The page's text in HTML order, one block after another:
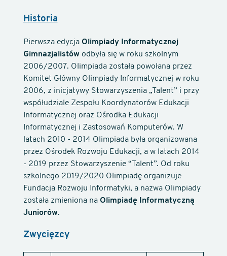
Historia
Pierwsza edycja Olimpiady Informatycznej
Gimnazjalistówodbyła się w roku szkolnym
2006/2007. Olimpiada została powołana przez
Komitet Główny Olimpiady Informatycznej w roku
2006, z inicjatywy Stowarzyszenia „Talent” i przy
współudziale Zespołu Koordynatorów Edukacji
Informatycznej oraz Ośrodka Edukacji
Informatycznej i Zastosowań Komputerów. W
latach 2010 - 2014 Olimpiada była organizowana
przez Ośrodek Rozwoju Edukacji, a w latach 2014
- 2019 przez Stowarzyszenie “Talent”. Od roku
szkolnego 2019/2020 Olimpiadę organizuje
Fundacja Rozwoju Informatyki, a nazwa Olimpiady
została zmieniona na Olimpiadę Informatyczną
Juniorów.
Zwycięzcy